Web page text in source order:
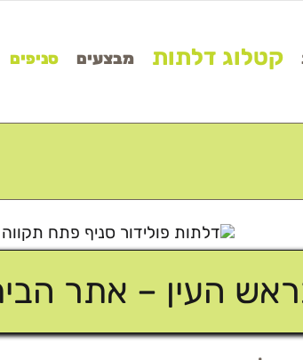
קטלוג דלתות מבצעים סניפים
העין – אתר